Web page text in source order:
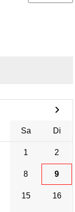
Sa Di
1 2
8 9
15 16